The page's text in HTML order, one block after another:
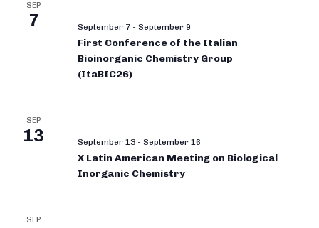
SEP
7 September 7 - September 9
First Conference of the Italian
Bioinorganic Chemistry Group
(ItaBIC26)
SEP
13 September 13 - September 16
X Latin American Meeting on Biological
Inorganic Chemistry
SEP